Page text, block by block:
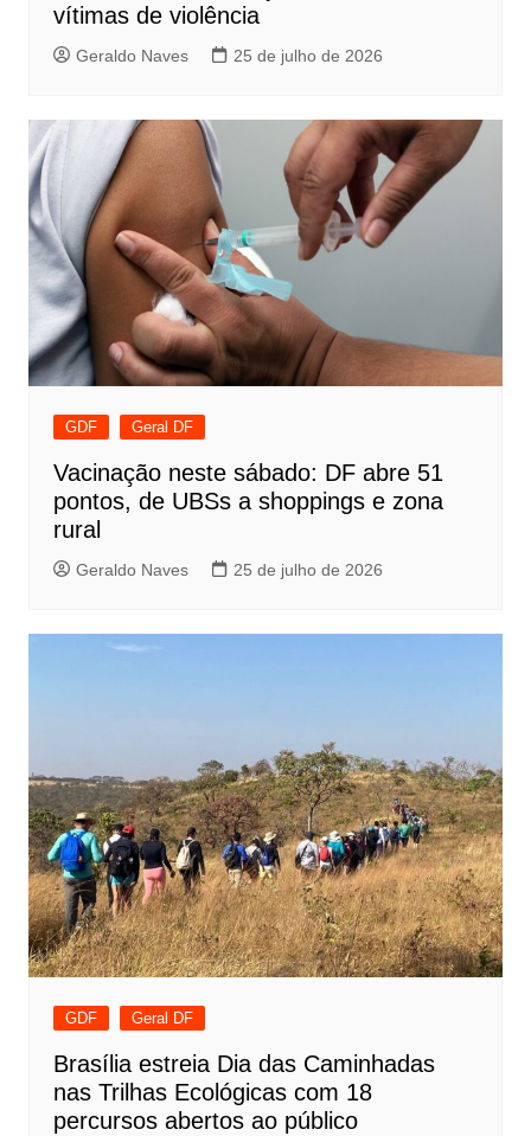
vítimas de violência
Geraldo Naves 25 de julho de 2026
GDF Geral DF
Vacinação neste sábado: DF abre 51
pontos, de UBSs a shoppings e zona
rural
Geraldo Naves 25 de julho de 2026
GDF Geral DF
Brasília estreia Dia das Caminhadas
nas Trilhas Ecológicas com 18
percursos abertos ao público